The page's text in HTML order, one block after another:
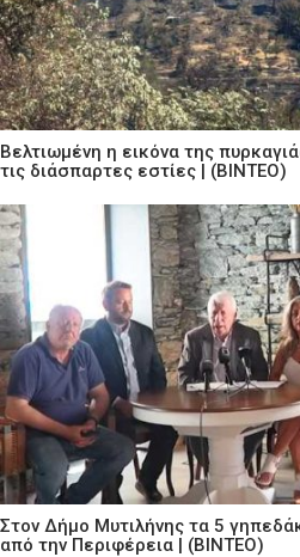
Βελτιωμένη η εικόνα της
τις διάσπαρτες εστίες | (ΒΙΝΤΕΟ)
Στον Δήμο Μυτιλήνης τα 5
από την Περιφέρεια | (ΒΙΝΤΕΟ)